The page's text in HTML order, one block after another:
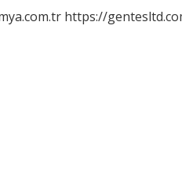
https://